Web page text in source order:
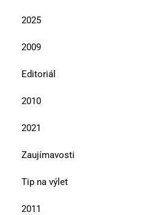
2025
2009
Editoriál
2010
2021
Zaujímavosti
Tip na výlet
2011